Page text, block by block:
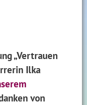
„Vertrauen
Ilka
von